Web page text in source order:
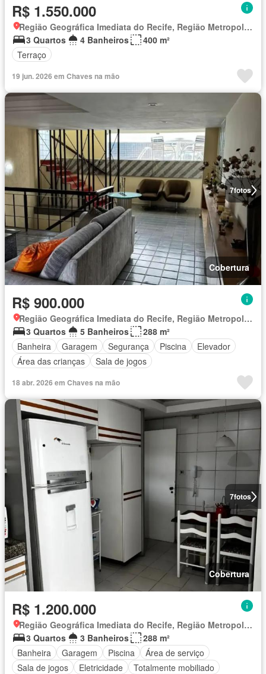
R$ 1.550.000
Região Geográfica Imediata do Recife, Região Metropolitana do Recife
3 Quartos
4 Banheiros
400 m²
Terraço
19 jun. 2026 em Chaves na mão
7fotos
Cobertura
R$ 900.000
Região Geográfica Imediata do Recife, Região Metropolitana do Recife
3 Quartos
5 Banheiros
288 m²
Banheira
Garagem Segurança Piscina
Elevador
Área das crianças
Sala de jogos
18 abr. 2026 em Chaves na mão
7fotos
Cobertura
R$ 1.200.000
Região Geográfica Imediata do Recife, Região Metropolitana do Recife
3 Quartos
3 Banheiros
288 m²
Banheira
Garagem Piscina
Área de serviço
Sala de jogos
Eletricidade Totalmente mobiliado